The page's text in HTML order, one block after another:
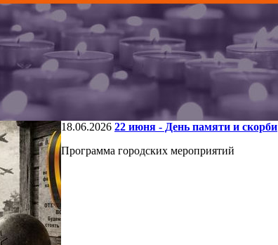
18.06.2026 22 июня - День памяти и скорби
Программа городских мероприятий